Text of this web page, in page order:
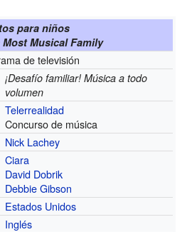
para niños
Musical Family
de televisión
¡Desafío familiar! Música a todo
volumen
Telerrealidad
Concurso de música
Nick Lachey
Ciara
David Dobrik
Debbie Gibson
Estados Unidos
Inglés